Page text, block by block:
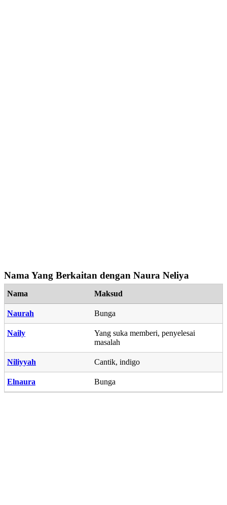
Nama Yang Berkaitan dengan Naura Neliya
Nama Maksud
Naurah Bunga
Naily
Yang suka memberi, penyelesai
masalah
Niliyyah Cantik, indigo
Elnaura Bunga